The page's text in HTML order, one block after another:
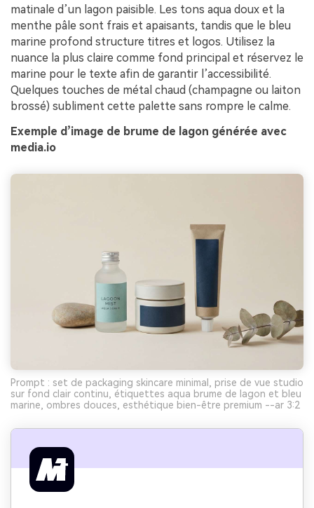
matinale d’un lagon paisible. Les tons aqua doux et la
menthe pâle sont frais et apaisants, tandis que le bleu
marine profond structure titres et logos. Utilisez la
nuance la plus claire comme fond principal et réservez le
marine pour le texte afin de garantir l’accessibilité.
Quelques touches de métal chaud (champagne ou laiton
brossé) subliment cette palette sans rompre le calme.
Exemple d’image de brume de lagon générée avec
media.io
Prompt : set de packaging skincare minimal, prise de vue studio
sur fond clair continu, étiquettes aqua brume de lagon et bleu
marine, ombres douces, esthétique bien-être premium --ar 3:2